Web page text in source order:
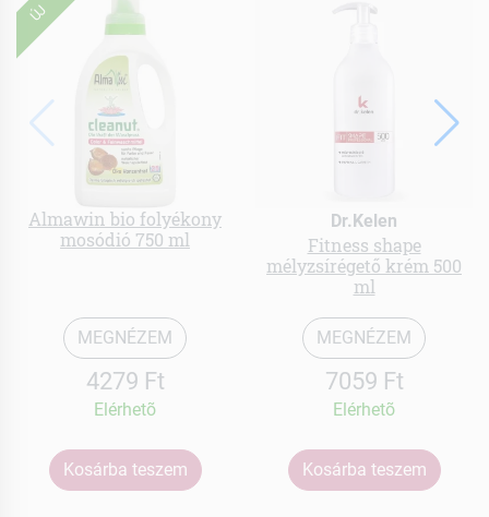
ÚJ
Almawin bio folyékony
mosódió 750 ml
MEGNÉZEM
4279 Ft
Elérhetõ
Kosárba teszem
Dr.Kelen
Fitness shape
mélyzsírégető krém 500
ml
MEGNÉZEM
7059 Ft
Elérhetõ
Kosárba teszem